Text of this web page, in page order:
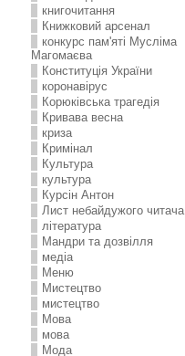
книгочитання
Книжковий арсенал
конкурс пам'яті Мусліма
Магомаєва
Конституція України
коронавірус
Корюківська трагедія
Кривава весна
криза
Кримінал
Культура
культура
Курсін Антон
Лист небайдужого читача
література
Мандри та дозвілля
медіа
Меню
Мистецтво
мистецтво
Мова
мова
Мода